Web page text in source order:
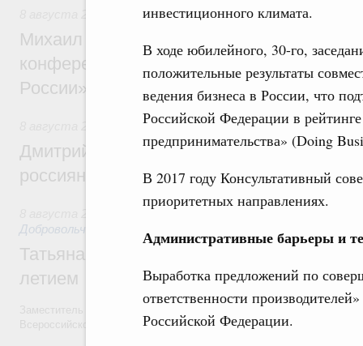
инвестиционного климата.
В ходе юбилейного, 30-го,
положительные результаты
ведения бизнеса в России, что
Российской Федерации в
предпринимательства» (Doing
В 2017 году Консультативный
приоритетных направлениях.
Административные барьеры и
Выработка предложений по
ответственности
Российской Федерации.
Отрасль информационных технологий
Михаил Мишустин дал поручения по
конференции «Цифровая индустрия
России»
Спорт высших достижений и массовый
Дмитрий Чернышенко и Михаил
россиян с Днём физкультурника
Социальные инновации. Некоммерческие
Добровольчество и волонтёрство. Благотворительность
Татьяна Голикова поздравила
летием
Заместитель Председателя Правительства Татьяна Голикова
Всероссийского общественного движения «Волонтёры-медики» с